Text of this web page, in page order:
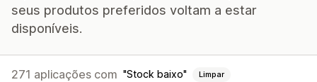
seus produtos preferidos voltam a estar
disponíveis.
271 aplicações com Stock baixo Limpar